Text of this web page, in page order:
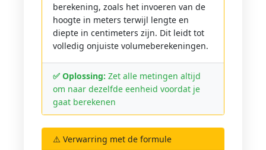
berekening, zoals het invoeren van de
hoogte in meters terwijl lengte en
diepte in centimeters zijn. Dit leidt tot
volledig onjuiste volumeberekeningen.
✅ Oplossing: Zet alle metingen altijd
om naar dezelfde eenheid voordat je
gaat berekenen
⚠️ Verwarring met de formule